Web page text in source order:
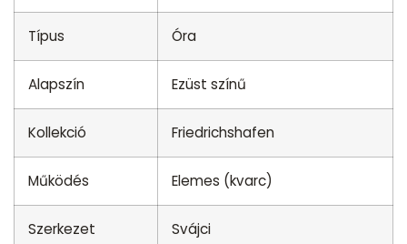
Típus Óra
Alapszín Ezüst színű
Kollekció Friedrichshafen
Működés Elemes (kvarc)
Szerkezet Svájci